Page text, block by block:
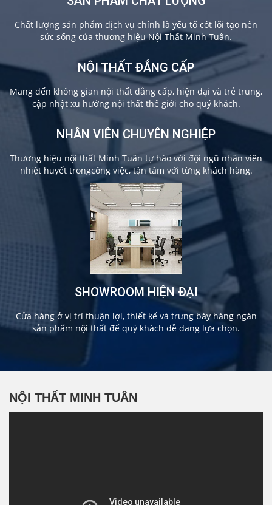
Chất lượng sản phẩm dịch vụ chính là yếu tố cốt lõi tạo nên
sức sống của thương hiệu Nội Thất Minh Tuân.
NỘI THẤT ĐẲNG CẤP
Mang đến không gian nội thất đẳng cấp, hiện đại và trẻ trung,
cập nhật xu hướng nội thất thế giới cho quý khách.
NHÂN VIÊN CHUYÊN NGHIỆP
Thương hiệu nội thất Minh Tuân tự hào với đội ngũ nhân viên
nhiệt huyết trongcông việc, tận tâm với từng khách hàng.
SHOWROOM HIỆN ĐẠI
Cửa hàng ở vị trí thuận lợi, thiết kế và trưng bày hàng ngàn
sản phẩm nội thất để quý khách dễ dang lựa chọn.
NỘI THẤT MINH TUÂN